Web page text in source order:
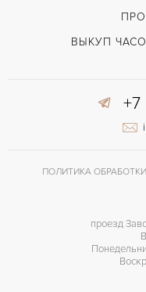
ВЫКУП
+7
ПОЛИТИКА
проезд